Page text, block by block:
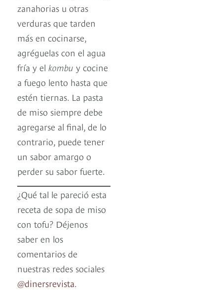
zanahorias u otras
verduras que tarden
más en cocinarse,
agréguelas con el agua
fría y el kombu y cocine
a fuego lento hasta que
estén tiernas. La pasta
de miso siempre debe
agregarse al final, de lo
contrario, puede tener
un sabor amargo o
perder su sabor fuerte.
¿Qué tal le pareció esta
receta de sopa de miso
con tofu? Déjenos
saber en los
comentarios de
nuestras redes sociales
@dinersrevista.